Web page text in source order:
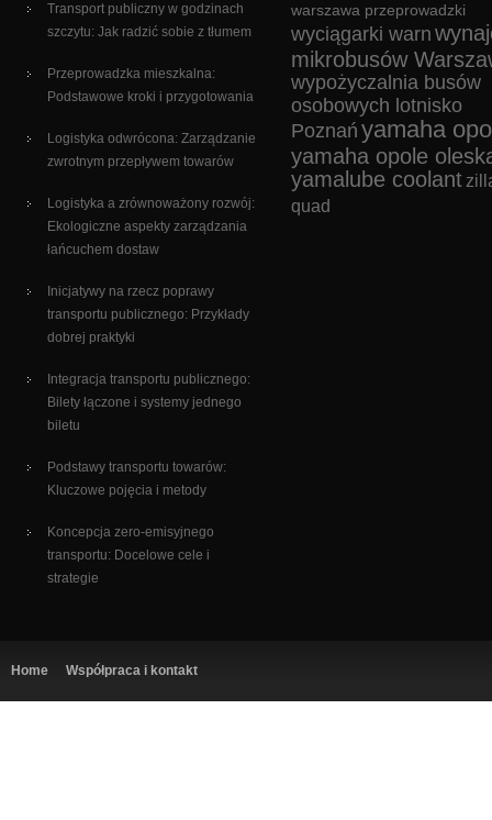
Transport publiczny w godzinach
szczytu: Jak radzić sobie z tłumem
Przeprowadzka mieszkalna:
Podstawowe kroki i przygotowania
Logistyka odwrócona: Zarządzanie
zwrotnym przepływem towarów
Logistyka a zrównoważony rozwój:
Ekologiczne aspekty zarządzania
łańcuchem dostaw
Inicjatywy na rzecz poprawy
transportu publicznego: Przykłady
dobrej praktyki
Integracja transportu publicznego:
Bilety łączone i systemy jednego
biletu
Podstawy transportu towarów:
Kluczowe pojęcia i metody
Koncepcja zero-emisyjnego
transportu: Docelowe cele i
strategie
warszawa przeprowadzki
wyciągarki warn
mikrobusów
wypożyczalnia busów
osobowych lotnisko
Poznań yamaha
yamaha opole
yamalube coolant
quad
Home Współpraca i kontakt